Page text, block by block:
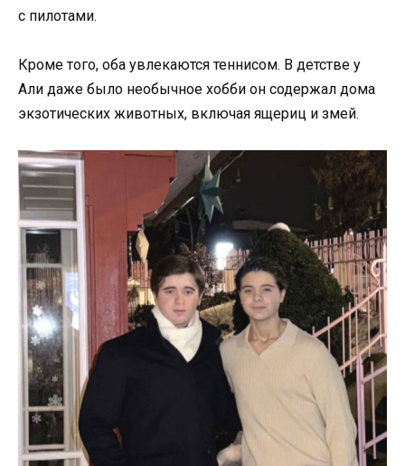
с пилотами.
Кроме того, оба увлекаются теннисом. В детстве у
Али даже было необычное хобби он содержал дома
экзотических животных, включая ящериц и змей.